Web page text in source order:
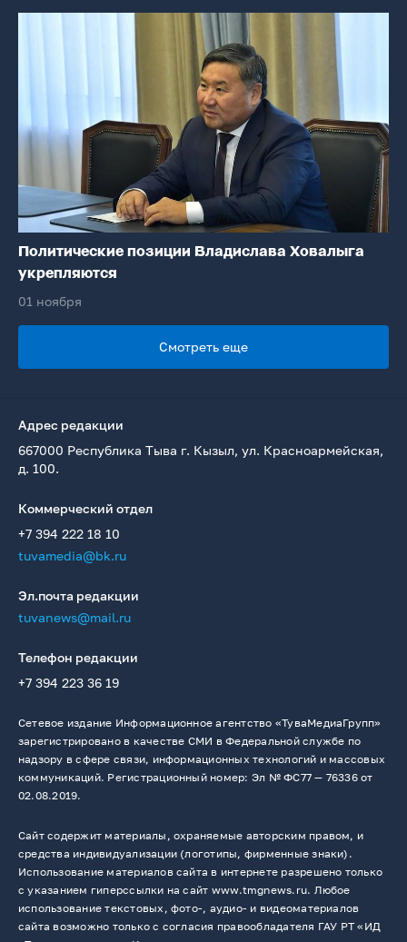
Политические позиции Владислава Ховалыга
укрепляются
01 ноября
Смотреть еще
Адрес редакции
667000 Республика Тыва г. Кызыл, ул. Красноармейская,
д. 100.
Коммерческий отдел
+7 394 222 18 10
tuvamedia@bk.ru
Эл.почта редакции
tuvanews@mail.ru
Телефон редакции
+7 394 223 36 19
Сетевое издание Информационное агентство «ТуваМедиаГрупп»
зарегистрировано в качестве СМИ в Федеральной службе по
надзору в сфере связи, информационных технологий и массовых
коммуникаций. Регистрационный номер: Эл № ФС77 — 76336 от
02.08.2019.
Сайт содержит материалы, охраняемые авторским правом, и
средства индивидуализации (логотипы, фирменные знаки).
Использование материалов сайта в интернете разрешено только
с указанием гиперссылки на сайт www.tmgnews.ru. Любое
использование текстовых, фото-, аудио- и видеоматериалов
сайта возможно только с согласия правообладателя ГАУ РТ «ИД